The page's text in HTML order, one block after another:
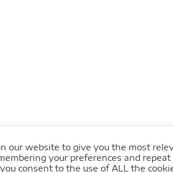
our website to give you the most
your preferences and
you consent to the use of ALL the
pour vous offrir la meilleure